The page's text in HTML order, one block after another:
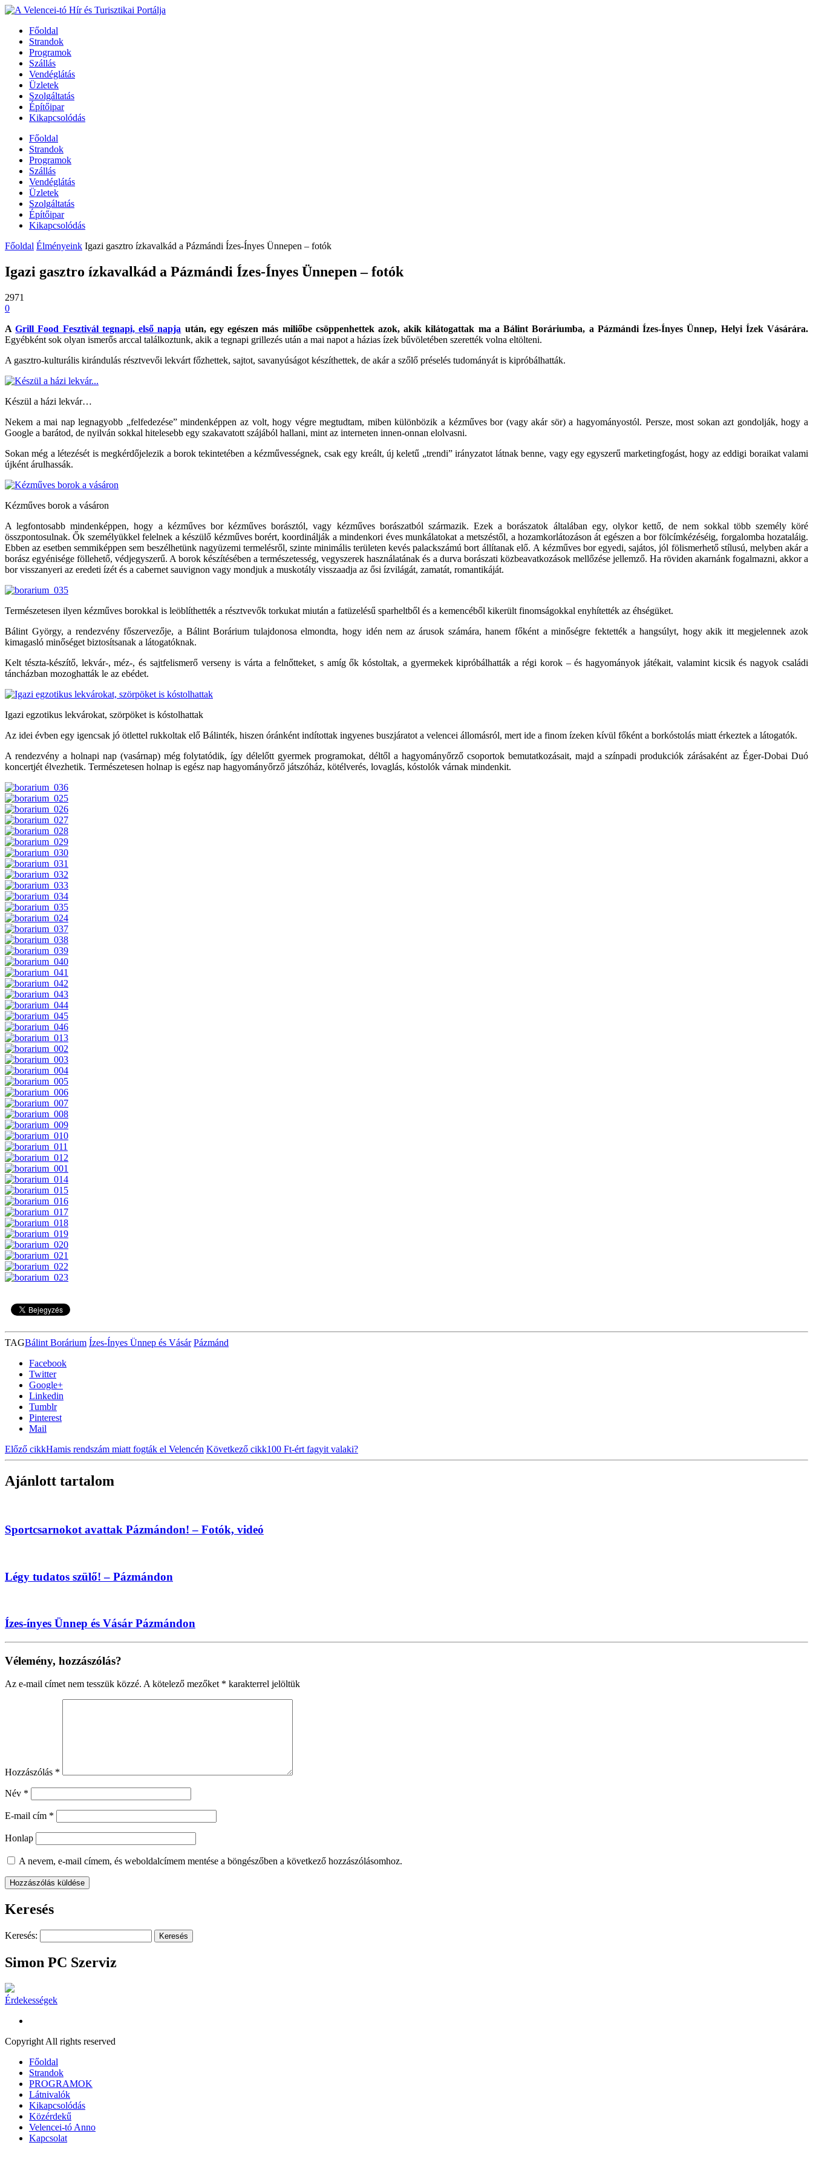
Főoldal
Strandok
Programok
Szállás
Vendéglátás
Üzletek
Szolgáltatás
Építőipar
Kikapcsolódás
Főoldal
Strandok
Programok
Szállás
Vendéglátás
Üzletek
Szolgáltatás
Építőipar
Kikapcsolódás
Főoldal Élményeink Igazi gasztro ízkavalkád a Pázmándi Ízes-Ínyes Ünnepen – fotók
Igazi gasztro ízkavalkád a Pázmándi Ízes-Ínyes Ünnepen – fotók
2971
0
AGrill Food Fesztivál tegnapi, első napja után, egy egészen más miliőbe csöppenhettek azok, akik kilátogattak ma a Bálint Boráriumba, a Pázmándi Ízes-Ínyes Ünnep, Helyi Ízek Vásárára.
Egyébként sok olyan ismerős arccal találkoztunk, akik a tegnapi grillezés után a mai napot a házias ízek bűvöletében szerették volna eltölteni.
A gasztro-kulturális kirándulás résztvevői lekvárt főzhettek, sajtot, savanyúságot készíthettek, de akár a szőlő préselés tudományát is kipróbálhatták.
Készül a házi lekvár…
Nekem a mai nap legnagyobb „felfedezése” mindenképpen az volt, hogy végre megtudtam, miben különbözik a kézműves bor (vagy akár sör) a hagyományostól. Persze, most sokan azt gondolják, hogy a
Google a barátod, de nyilván sokkal hitelesebb egy szakavatott szájából hallani, mint az interneten innen-onnan elolvasni.
Sokan még a létezését is megkérdőjelezik a borok tekintetében a kézművességnek, csak egy kreált, új keletű „trendi” irányzatot látnak benne, vagy egy egyszerű marketingfogást, hogy az eddigi boraikat valami
újként árulhassák.
Kézműves borok a vásáron
A legfontosabb mindenképpen, hogy a kézműves bor kézműves borásztól, vagy kézműves borászatból származik. Ezek a borászatok általában egy, olykor kettő, de nem sokkal több személy köré
összpontosulnak. Ők személyükkel felelnek a készülő kézműves borért, koordinálják a mindenkori éves munkálatokat a metszéstől, a hozamkorlátozáson át egészen a bor fölcímkézéséig, forgalomba hozataláig.
Ebben az esetben semmiképpen sem beszélhetünk nagyüzemi termelésről, szinte minimális területen kevés palackszámú bort állítanak elő. A kézműves bor egyedi, sajátos, jól fölismerhető stílusú, melyben akár a
borász egyénisége föllehető, védjegyszerű. A borok készítésében a természetesség, vegyszerek használatának és a durva borászati közbeavatkozások mellőzése jellemző. Ha röviden akarnánk fogalmazni, akkor a
bor visszanyeri az eredeti ízét és a cabernet sauvignon vagy mondjuk a muskotály visszaadja az ősi ízvilágát, zamatát, romantikáját.
Természetesen ilyen kézműves borokkal is leöblíthették a résztvevők torkukat miután a fatüzelésű sparheltből és a kemencéből kikerült finomságokkal enyhítették az éhségüket.
Bálint György, a rendezvény főszervezője, a Bálint Borárium tulajdonosa elmondta, hogy idén nem az árusok számára, hanem főként a minőségre fektették a hangsúlyt, hogy akik itt megjelennek azok
kimagasló minőséget biztosítsanak a látogatóknak.
Kelt tészta-készítő, lekvár-, méz-, és sajtfelismerő verseny is várta a felnőtteket, s amíg ők kóstoltak, a gyermekek kipróbálhatták a régi korok – és hagyományok játékait, valamint kicsik és nagyok családi
táncházban mozoghatták le az ebédet.
Igazi egzotikus lekvárokat, szörpöket is kóstolhattak
Az idei évben egy igencsak jó ötlettel rukkoltak elő Bálinték, hiszen óránként indítottak ingyenes buszjáratot a velencei állomásról, mert ide a finom ízeken kívül főként a borkóstolás miatt érkeztek a látogatók.
A rendezvény a holnapi nap (vasárnap) még folytatódik, így délelőtt gyermek programokat, déltől a hagyományőrző csoportok bemutatkozásait, majd a színpadi produkciók zárásaként az Éger-Dobai Duó
koncertjét élvezhetik. Természetesen holnap is egész nap hagyományőrző játszóház, kötélverés, lovaglás, kóstolók várnak mindenkit.
TAGBálint Borárium Ízes-Ínyes Ünnep és Vásár Pázmánd
Facebook
Twitter
Google+
Linkedin
Tumblr
Pinterest
Mail
Előző cikkHamis rendszám miatt fogták el Velencén Következő cikk100 Ft-ért fagyit valaki?
Ajánlott tartalom
Sportcsarnokot avattak Pázmándon! – Fotók, videó
Légy tudatos szülő! – Pázmándon
Ízes-ínyes Ünnep és Vásár Pázmándon
Vélemény, hozzászólás?
Az e-mail címet nem tesszük közzé. A kötelező mezőket * karakterrel jelöltük
Hozzászólás *
Név *
E-mail cím *
Honlap
A nevem, e-mail címem, és weboldalcímem mentése a böngészőben a következő hozzászólásomhoz.
Keresés
Keresés:
Simon PC Szerviz
Érdekességek
Copyright All rights reserved
Főoldal
Strandok
PROGRAMOK
Látnivalók
Kikapcsolódás
Közérdekű
Velencei-tó Anno
Kapcsolat